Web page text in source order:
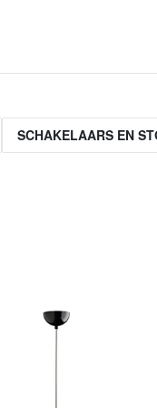
SCHAKELAARS EN